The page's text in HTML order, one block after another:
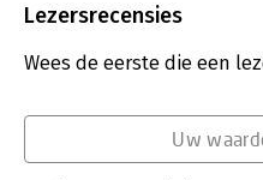
etnische ongelijkheid alleen
op basis van een sterk
wordt ook geïnspireerd door
praktijkvoorbeelden om het
Uitgever:
Verschijningsdatum:
6-10-
Lezersrecensies
Wees de eerste die een
Uw